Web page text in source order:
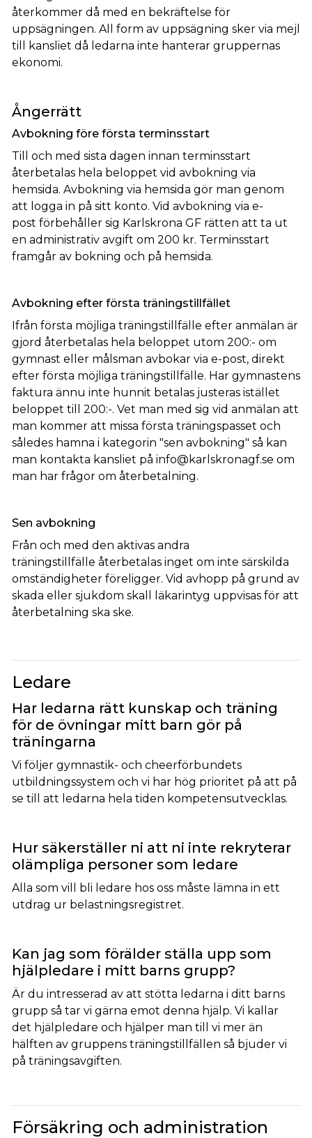
återkommer då med en bekräftelse för
uppsägningen. All form av uppsägning sker via mejl
till kansliet då ledarna inte hanterar gruppernas
ekonomi.
Ångerrätt
Avbokning före första terminsstart
Till och med sista dagen innan terminsstart
återbetalas hela beloppet vid avbokning via
hemsida. Avbokning via hemsida gör man genom
att logga in på sitt konto. Vid avbokning via e-
post förbehåller sig Karlskrona GF rätten att ta ut
en administrativ avgift om 200 kr. Terminsstart
framgår av bokning och på hemsida.
Avbokning efter första träningstillfället
Ifrån första möjliga träningstillfälle efter anmälan är
gjord återbetalas hela beloppet utom 200:- om
gymnast eller målsman avbokar via e-post, direkt
efter första möjliga träningstillfälle. Har gymnastens
faktura ännu inte hunnit betalas justeras istället
beloppet till 200:-. Vet man med sig vid anmälan att
man kommer att missa första träningspasset och
således hamna i kategorin "sen avbokning" så kan
man kontakta kansliet på info@karlskronagf.se om
man har frågor om återbetalning.
Sen avbokning
Från och med den aktivas andra
träningstillfälle återbetalas inget om inte särskilda
omständigheter föreligger. Vid avhopp på grund av
skada eller sjukdom skall läkarintyg uppvisas för att
återbetalning ska ske.
Ledare
Har ledarna rätt kunskap och träning
för de övningar mitt barn gör på
träningarna
Vi följer gymnastik- och cheerförbundets
utbildningssystem och vi har hög prioritet på att på
se till att ledarna hela tiden kompetensutvecklas.
Hur säkerställer ni att ni inte rekryterar
olämpliga personer som ledare
Alla som vill bli ledare hos oss måste lämna in ett
utdrag ur belastningsregistret.
Kan jag som förälder ställa upp som
hjälpledare i mitt barns grupp?
Är du intresserad av att stötta ledarna i ditt barns
grupp så tar vi gärna emot denna hjälp. Vi kallar
det hjälpledare och hjälper man till vi mer än
hälften av gruppens träningstillfällen så bjuder vi
på träningsavgiften.
Försäkring och administration